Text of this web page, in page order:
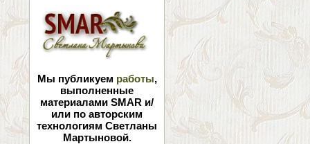
Мы публикуем работы,
выполненные
материалами SMAR и/
или по авторским
технологиям Светланы
Мартыновой.